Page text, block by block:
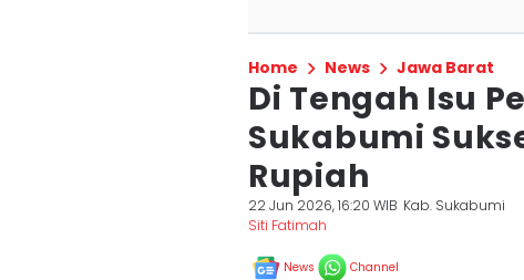
Home News Jawa Barat
Di Tengah Isu
Sukabumi
Rupiah
22 Jun 2026, 16:20 WIB Kab. Sukabumi
Siti Fatimah
News Channel